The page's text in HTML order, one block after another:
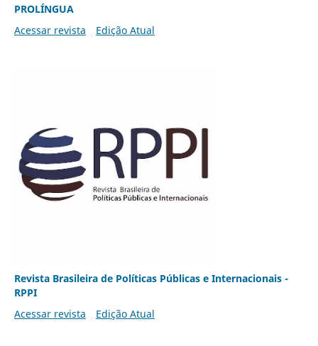
PROLÍNGUA
Acessar revista
Edição Atual
Revista Brasileira de Políticas Públicas e Internacionais -
RPPI
Acessar revista
Edição Atual